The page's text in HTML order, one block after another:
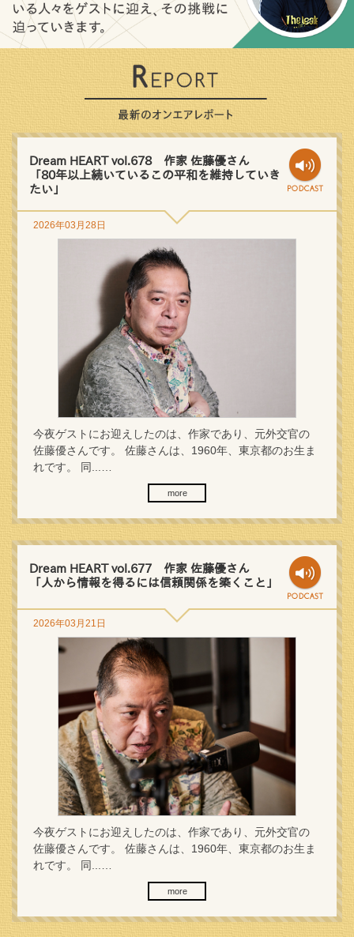
Dream HEART vol.678 作家 佐藤優さん
「80年以上続いているこの平和を維持していき
たい」
2026年03月28日
今夜ゲストにお迎えしたのは、作家であり、元外交官の
佐藤優さんです。 佐藤さんは、1960年、東京都のお生ま
れです。 同...…
more
Dream HEART vol.677 作家 佐藤優さん
「人から情報を得るには信頼関係を築くこと」
2026年03月21日
今夜ゲストにお迎えしたのは、作家であり、元外交官の
佐藤優さんです。 佐藤さんは、1960年、東京都のお生ま
れです。 同...…
more